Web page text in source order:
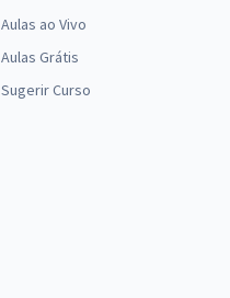
Aulas ao Vivo
Aulas Grátis
Sugerir Curso